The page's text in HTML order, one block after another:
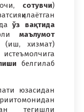
сотувчи)
ўз вақтида
маълумот
(иш, хизмат)
белгилаб
юзасидан
тегишли